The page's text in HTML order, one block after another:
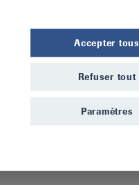
Accepter tous
Refuser tout
Paramètres